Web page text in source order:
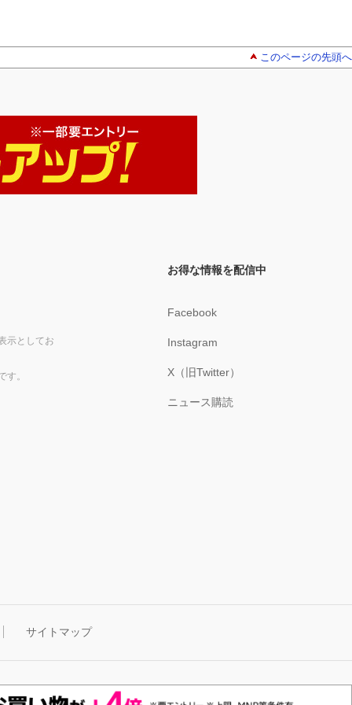
このページの先頭へ
示としてお
す。
お得な情報を配信中
Facebook
Instagram
X（旧Twitter）
ニュース購読
サイトマップ